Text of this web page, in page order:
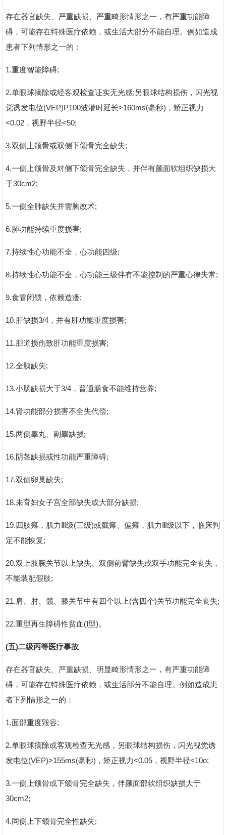
存在器官缺失、严重缺损、严重畸形情形之一，有严重功能障
碍，可能存在特殊医疗依赖，或生活大部分不能自理。例如造成
患者下列情形之一的：
1.重度智能障碍;
2.单眼球摘除或经客观检查证实无光感;另眼球结构损伤，闪光视
觉诱发电位(VEP)P100波潜时延长>160ms(毫秒)，矫正视力
<0.02，视野半径<50;
3.双侧上颌骨或双侧下颌骨完全缺失;
4.一侧上颌骨及对侧下颌骨完全缺失，并伴有颜面软组织缺损大
于30cm2;
5.一侧全肺缺失并需胸改术;
6.肺功能持续重度损害;
7.持续性心功能不全，心功能四级;
8.持续性心功能不全，心功能三级伴有不能控制的严重心律失常;
9.食管闭锁，依赖造瘘;
10.肝缺损3/4，并有肝功能重度损害;
11.胆道损伤致肝功能重度损害;
12.全胰缺失;
13.小肠缺损大于3/4，普通膳食不能维持营养;
14.肾功能部分损害不全失代偿;
15.两侧睾丸、副睾缺损;
16.阴茎缺损或性功能严重障碍;
17.双侧卵巢缺失;
18.未育妇女子宫全部缺失或大部分缺损;
19.四肢瘫，肌力Ⅲ级(三级)或截瘫、偏瘫，肌力Ⅲ级以下，临床判
定不能恢复;
20.双上肢腕关节以上缺失、双侧前臂缺失或双手功能完全丧失，
不能装配假肢;
21.肩、肘、髋、膝关节中有四个以上(含四个)关节功能完全丧失;
22.重型再生障碍性贫血(Ⅰ型)。
(五)二级丙等医疗事故
存在器官缺失、严重缺损、明显畸形情形之一，有严重功能障
碍，可能存在特殊医疗依赖，或生活部分不能自理。例如造成患
者下列情形之一的：
1.面部重度毁容;
2.单眼球摘除或客观检查无光感，另眼球结构损伤，闪光视觉诱
发电位(VEP)>155ms(毫秒)，矫正视力<0.05，视野半径<10o;
3.一侧上颌骨或下颌骨完全缺失，伴颜面部软组织缺损大于
30cm2;
4.同侧上下颌骨完全性缺失;